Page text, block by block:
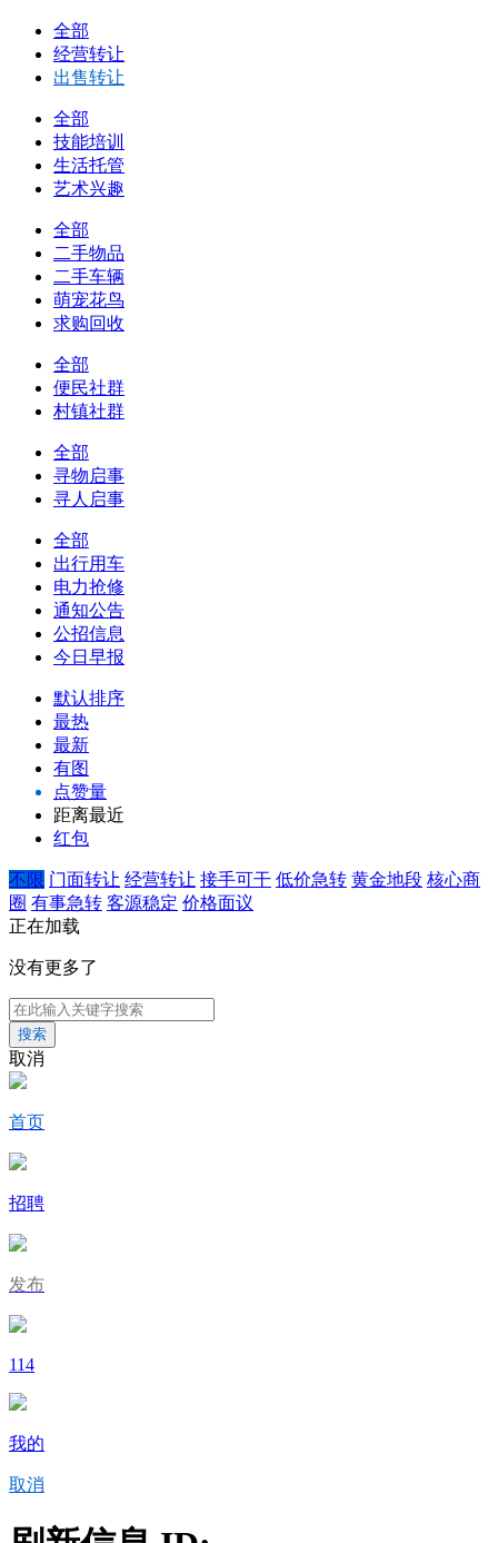
全部
经营转让
出售转让
全部
技能培训
生活托管
艺术兴趣
全部
二手物品
二手车辆
萌宠花鸟
求购回收
全部
便民社群
村镇社群
全部
寻物启事
寻人启事
全部
出行用车
电力抢修
通知公告
公招信息
今日早报
默认排序
最热
最新
有图
点赞量
距离最近
红包
不限 门面转让 经营转让 接手可干 低价急转 黄金地段 核心商
圈 有事急转 客源稳定 价格面议
正在加载
没有更多了
搜索
取消
首页
招聘
发布
114
我的
取消